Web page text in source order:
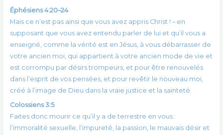
Éphésiens 4:20–24
Mais ce n’est pas ainsi que vous avez appris Christ ! – en
supposant que vous avez entendu parler de lui et qu’il vous a
enseigné, comme la vérité est en Jésus, à vous débarrasser de
votre ancien moi, qui appartient à votre ancien mode de vie et
est corrompu par désirs trompeurs, et pour être renouvelés
dans l’esprit de vos pensées, et pour revêtir le nouveau moi,
créé à l’image de Dieu dans la vraie justice et la sainteté.
Colossiens 3:5
Faites donc mourir ce qu’il y a de terrestre en vous :
l’immoralité sexuelle, l’impureté, la passion, le mauvais désir et